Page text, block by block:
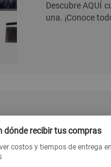
Descubre AQUÍ
una. ¡Conoce
dónde recibir tus compras
costos y tiempos de entrega